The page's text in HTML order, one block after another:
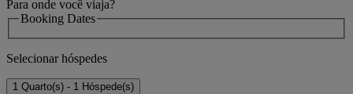
Para onde você viaja?
Booking Dates
Selecionar hóspedes
1 Quarto(s) - 1 Hóspede(s)